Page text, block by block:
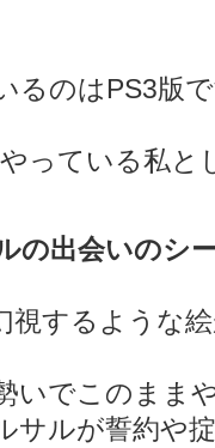
のはPS3版
っている私と
の出会いのシ
するような
でこのまま
ルが誓約や